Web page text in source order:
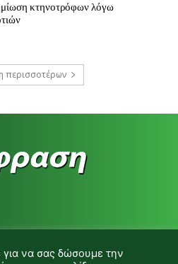
κτηνοτρόφων λόγω
περισσοτέρων
να σας δώσουμε την